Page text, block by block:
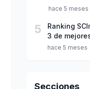
hace 5 meses
5
Ranking
3 de
hace 5 meses
Secciones